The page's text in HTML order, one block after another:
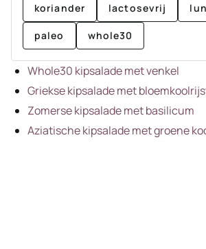
koriander lactosevrij
paleo whole30
Whole30 kipsalade met venkel
Griekse kipsalade met
Zomerse kipsalade met basilicum
Aziatische kipsalade met groene